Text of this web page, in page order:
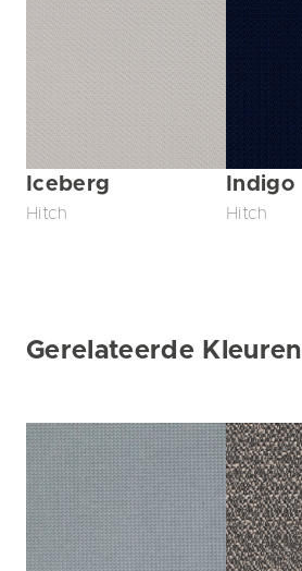
Iceberg
Hitch
Indigo
Hitch
Gerelateerde Kleuren